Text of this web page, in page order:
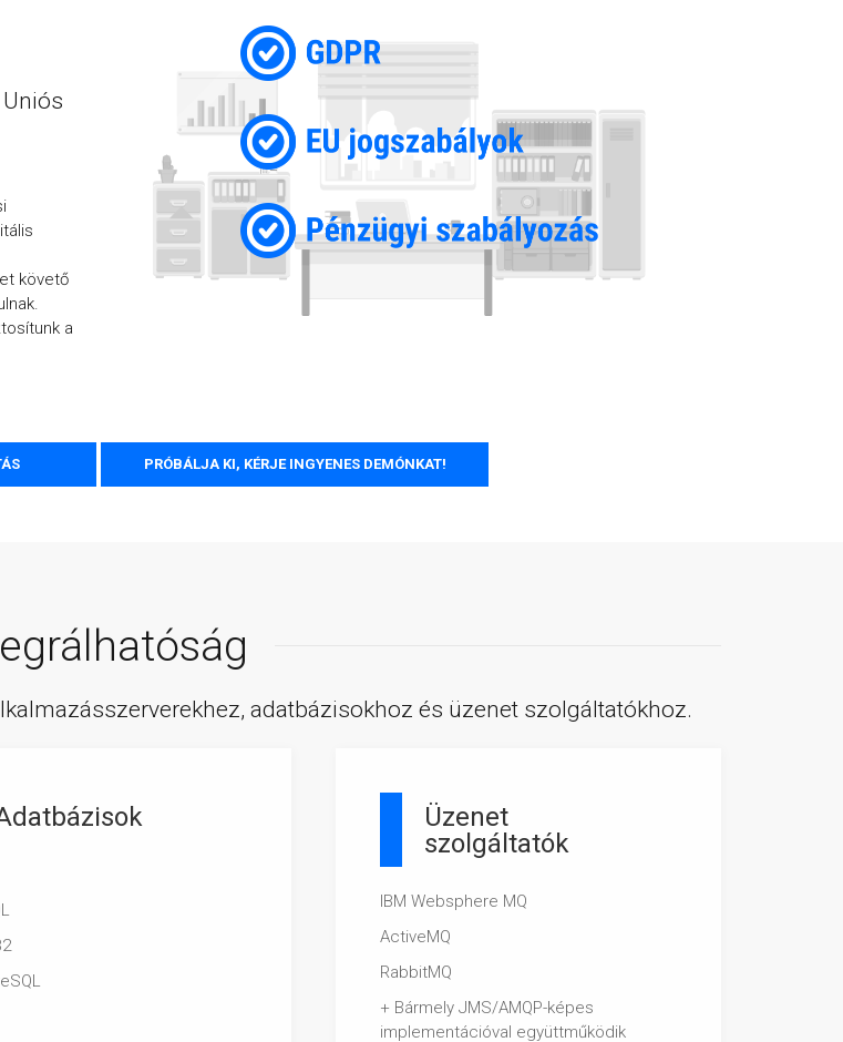
követő
a
PRÓBÁLJA KI, KÉRJE INGYENES DEMÓNKAT!
adatbázisokhoz és üzenet szolgáltatókhoz.
Üzenet
szolgáltatók
IBM Websphere MQ
ActiveMQ
RabbitMQ
+ Bármely JMS/AMQP-képes
implementációval együttműködik